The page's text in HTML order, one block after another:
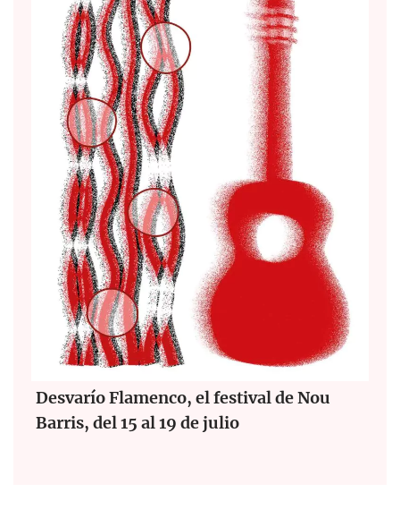
Desvarío Flamenco, el festival de Nou
Barris, del 15 al 19 de julio